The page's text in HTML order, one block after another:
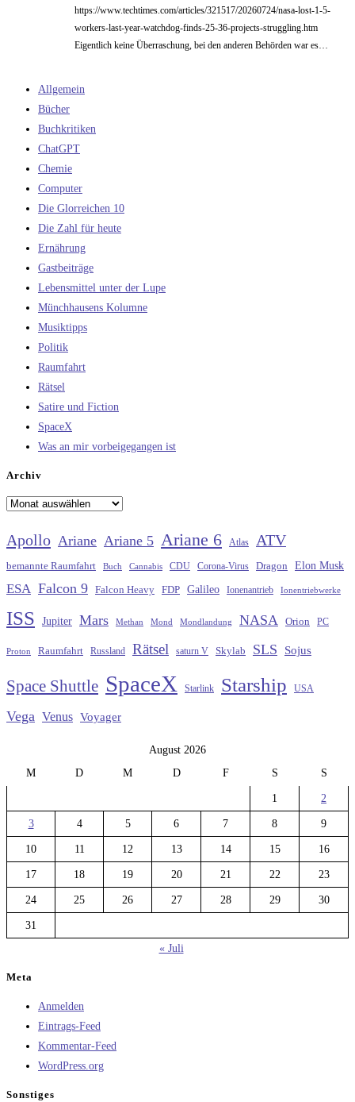
https://www.techtimes.com/articles/321517/20260724/nasa-lost-1-5-
workers-last-year-watchdog-finds-25-36-projects-struggling.htm
Eigentlich keine Überraschung, bei den anderen Behörden war es…
Allgemein
Bücher
Buchkritiken
ChatGPT
Chemie
Computer
Die Glorreichen 10
Die Zahl für heute
Ernährung
Gastbeiträge
Lebensmittel unter der Lupe
Münchhausens Kolumne
Musiktipps
Politik
Raumfahrt
Rätsel
Satire und Fiction
SpaceX
Was an mir vorbeigegangen ist
Archiv
Archiv
Apollo Ariane Ariane 5 Ariane 6 Atlas ATV
bemannte Raumfahrt Buch Cannabis CDU Corona-Virus Dragon Elon Musk
ESA Falcon 9 Falcon Heavy FDP Galileo Ionenantrieb Ionentriebwerke
ISS Jupiter Mars Methan Mond Mondlandung NASA Orion PC
Proton Raumfahrt Russland Rätsel saturn V Skylab SLS Sojus
Space Shuttle SpaceX Starlink Starship USA
Vega Venus Voyager
August 2026
M
D M D F S S
1 2
3 4 5 6 7 8 9
10 11 12 13 14 15 16
17 18 19 20 21 22 23
24 25 26 27 28 29 30
31
« Juli
Meta
Anmelden
Eintrags-Feed
Kommentar-Feed
WordPress.org
Sonstiges